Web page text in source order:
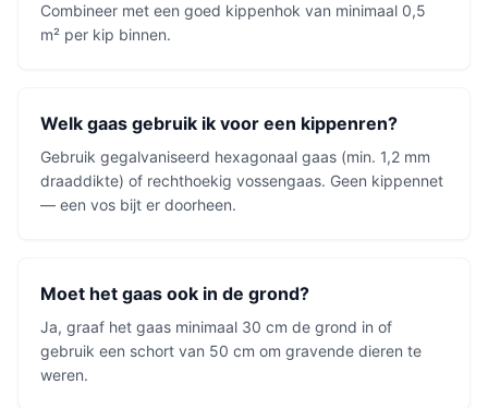
Combineer met een goed kippenhok van minimaal 0,5
m² per kip binnen.
Welk gaas gebruik ik voor een kippenren?
Gebruik gegalvaniseerd hexagonaal gaas (min. 1,2 mm
draaddikte) of rechthoekig vossengaas. Geen kippennet
— een vos bijt er doorheen.
Moet het gaas ook in de grond?
Ja, graaf het gaas minimaal 30 cm de grond in of
gebruik een schort van 50 cm om gravende dieren te
weren.